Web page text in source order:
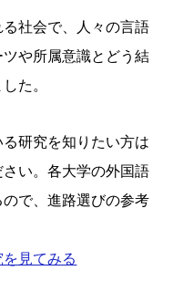
社会で、人々の言語
や所属意識とどう結
た。
研究を知りたい方は
さい。各大学の外国語
で、進路選びの参考
見てみる